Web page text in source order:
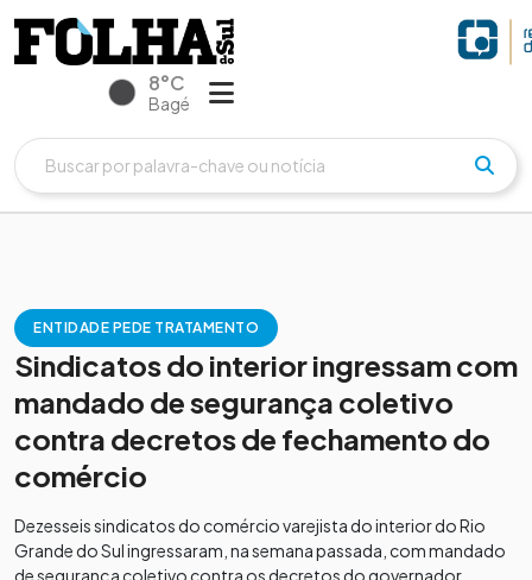
8°C
Bagé
ENTIDADE PEDE TRATAMENTO
Sindicatos do interior ingressam com
mandado de segurança coletivo
contra decretos de fechamento do
comércio
Dezesseis sindicatos do comércio varejista do interior do Rio
Grande do Sul ingressaram, na semana passada, com mandado
de segurança coletivo contra os decretos do governador